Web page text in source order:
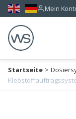
Mein
Startseite >